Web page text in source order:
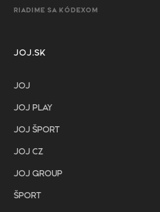
RIADIME SA KÓDEXOM
JOJ.SK
JOJ
JOJ PLAY
JOJ ŠPORT
JOJ CZ
JOJ GROUP
ŠPORT